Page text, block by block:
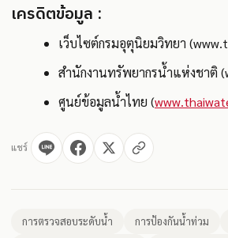
เครดิตข้อมูล :
เว็บไซต์กรมอุตุนิยมวิทยา
สำนักงานทรัพยากรน้ำแห่งชาติ
ศูนย์ข้อมูลน้ำไทย (
แชร์
การตรวจสอบระดับน้ำ การป้องกันน้ำท่วม